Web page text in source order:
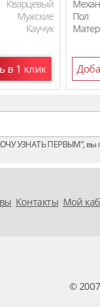
Кварцевый
Мужские
Каучук
в 1 клик
Пол
УЗНАТЬ ПЕРВЫМ”, вы
Контакты Мой
©